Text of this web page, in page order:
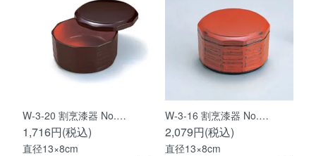
W-3-20 割烹漆器 No.…
1,716円(税込)
直径13×8cm
W-3-16 割烹漆器 No.…
2,079円(税込)
直径13×8cm